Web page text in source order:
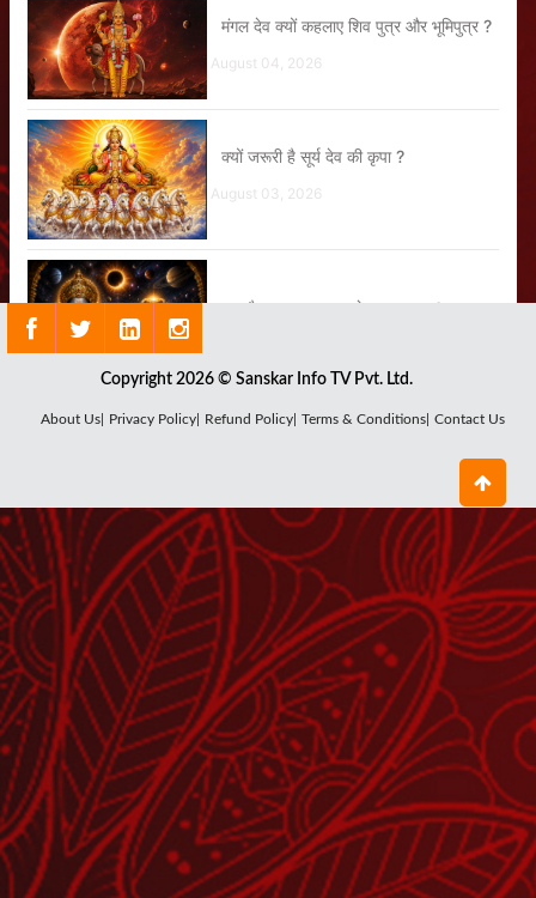
मंगल देव क्यों कहलाए शिव पुत्र और भूमिपुत्र ?
August 04, 2026
क्यों जरूरी है सूर्य देव की कृपा ?
August 03, 2026
क्या है राहु ग्रह का सबसे बड़ा रहस्य ?
शनि देव का पूजन क्यों है जरूरी ?
July 25, 2026
शुक्रवार का माँ लक्ष्मी और शुक्र देव से क्या है
संबंध?
July 24, 2026
नवग्रहों में बुध देव का क्या है महत्व ?
July 22, 2026
Copyright 2026 © Sanskar Info TV Pvt. Ltd.
About Us| Privacy Policy| Refund Policy| Terms & Conditions| Contact Us